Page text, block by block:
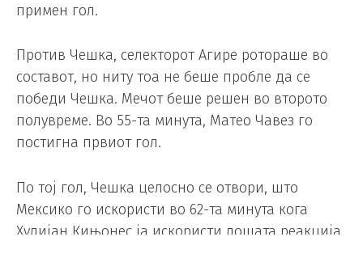
примен гол.
Против Чешка, селекторот Агире ротораше во
составот, но ниту тоа не беше пробле да се
победи Чешка. Мечот беше решен во второто
полувреме. Во 55-та минута, Матео Чавез го
постигна првиот гол.
По тој гол, Чешка целосно се отвори, што
Мексико го искористи во 62-та минута кога
Хулијан Кињонес ја искористи лошата реакција